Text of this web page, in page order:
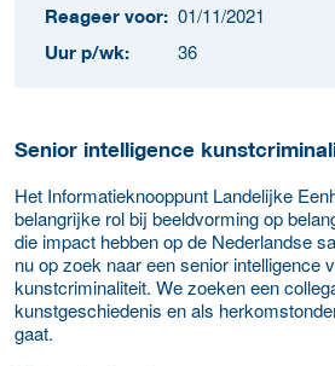
Reageer voor: 01/11/2021
Uur p/wk: 36
Senior intelligence
Het Informatieknooppunt Landelijke
belangrijke rol bij beeldvorming op
die impact hebben op de Nederlandse
nu op zoek naar een senior intelligence
kunstcriminaliteit. We zoeken een
kunstgeschiedenis en als
gaat.